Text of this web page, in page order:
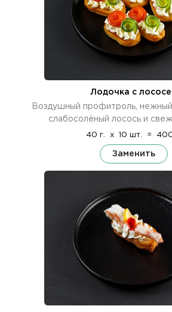
Лодочка с
Воздушный профитроль, нежный
слабосолёный лосось и
40 г. x 10 шт. = 400
Заменить